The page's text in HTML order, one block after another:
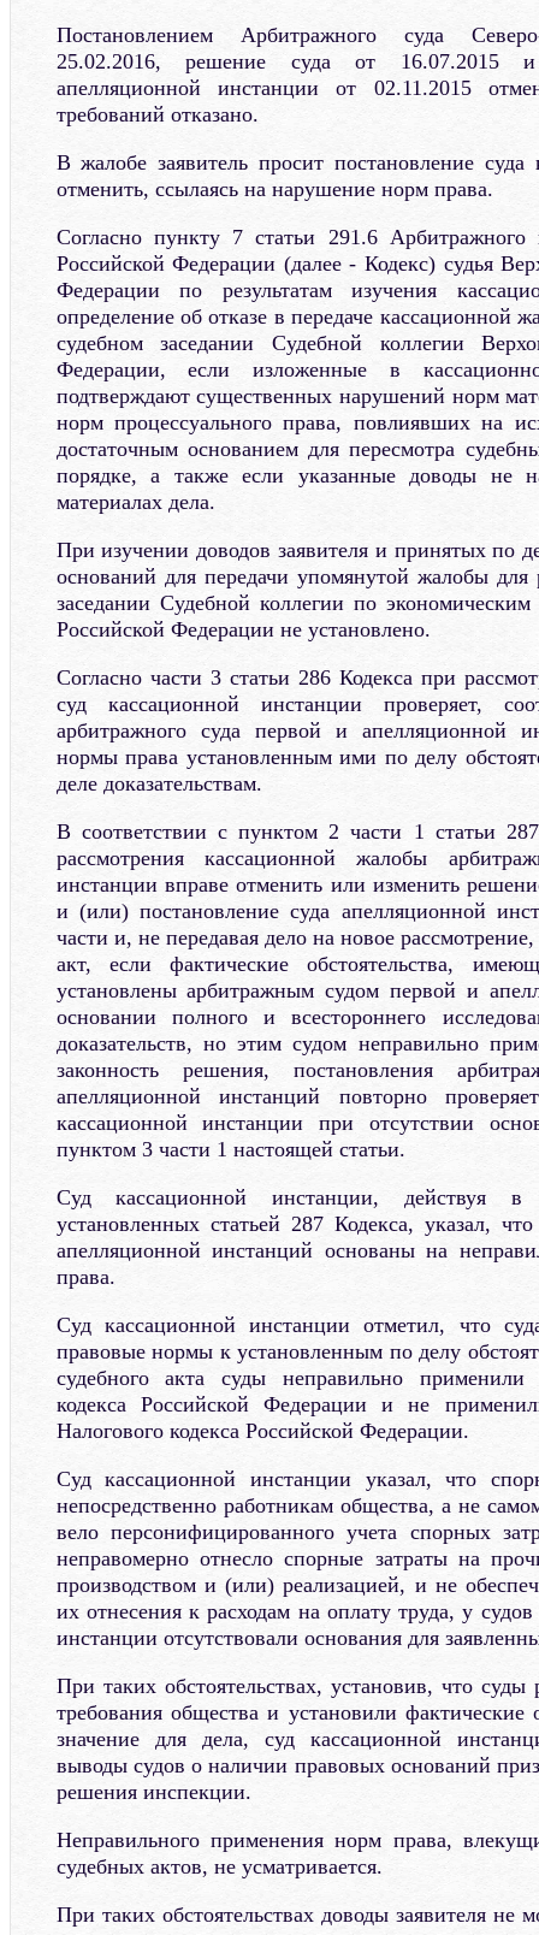
Постановлением Арбитражного суда
25.02.2016, решение суда от 16.07.2015 и
апелляционной инстанции от 02.11.2015
требований отказано.
В жалобе заявитель просит постановление суда
отменить, ссылаясь на нарушение норм права.
Согласно пункту 7 статьи 291.6 Арбитражного
Российской Федерации (далее - Кодекс) судья
Федерации по результатам изучения
определение об отказе в передаче кассационной
судебном заседании Судебной коллегии
Федерации, если изложенные в
подтверждают существенных нарушений норм
норм процессуального права, повлиявших на
достаточным основанием для пересмотра
порядке, а также если указанные доводы не
материалах дела.
При изучении доводов заявителя и принятых по
оснований для передачи упомянутой жалобы для
заседании Судебной коллегии по
Российской Федерации не установлено.
Согласно части 3 статьи 286 Кодекса при
суд кассационной инстанции проверяет,
арбитражного суда первой и апелляционной
нормы права установленным ими по делу
деле доказательствам.
В соответствии с пунктом 2 части 1 статьи
рассмотрения кассационной жалобы
инстанции вправе отменить или изменить
и (или) постановление суда апелляционной
части и, не передавая дело на новое
акт, если фактические обстоятельства,
установлены арбитражным судом первой и
основании полного и всестороннего
доказательств, но этим судом неправильно
законность решения, постановления
апелляционной инстанций повторно
кассационной инстанции при отсутствии
пунктом 3 части 1 настоящей статьи.
Суд кассационной инстанции, действуя в
установленных статьей 287 Кодекса, указал,
апелляционной инстанций основаны на
права.
Суд кассационной инстанции отметил, что
правовые нормы к установленным по делу
судебного акта суды неправильно
кодекса Российской Федерации и не
Налогового кодекса Российской Федерации.
Суд кассационной инстанции указал, что
непосредственно работникам общества, а не
вело персонифицированного учета спорных
неправомерно отнесло спорные затраты на
производством и (или) реализацией, и не
их отнесения к расходам на оплату труда, у
инстанции отсутствовали основания для
При таких обстоятельствах, установив, что суды
требования общества и установили фактические
значение для дела, суд кассационной
выводы судов о наличии правовых оснований
решения инспекции.
Неправильного применения норм права,
судебных актов, не усматривается.
При таких обстоятельствах доводы заявителя не